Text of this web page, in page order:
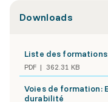
Downloads
Liste des
PDF 362.31 KB
Voies de formation:
durabilité